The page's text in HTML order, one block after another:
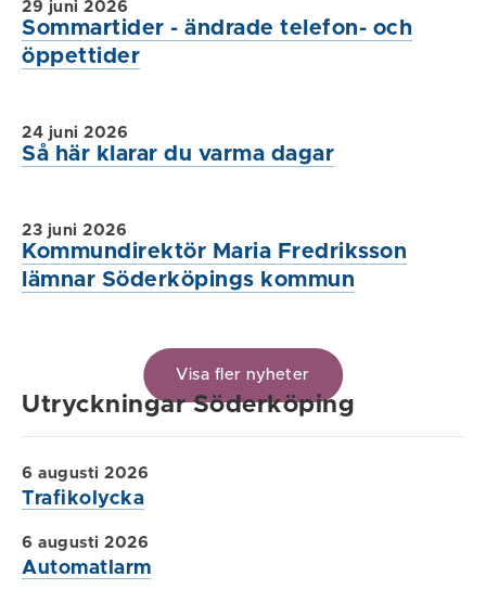
Sommartider - ändrade telefon- och
öppettider
29 juni 2026
Så här klarar du varma dagar
24 juni 2026
Kommundirektör Maria Fredriksson
lämnar Söderköpings kommun
23 juni 2026
Visa fler nyheter
Utryckningar Söderköping
Trafikolycka
6 augusti 2026
Automatlarm
6 augusti 2026